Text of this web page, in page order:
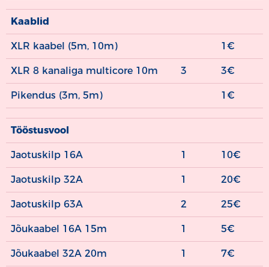
Kaablid
XLR kaabel (5m, 10m) 1€
XLR 8 kanaliga multicore 10m 3 3€
Pikendus (3m, 5m) 1€
Tööstusvool
Jaotuskilp 16A 1 10€
Jaotuskilp 32A 1 20€
Jaotuskilp 63A 2 25€
Jõukaabel 16A 15m 1 5€
Jõukaabel 32A 20m 1 7€